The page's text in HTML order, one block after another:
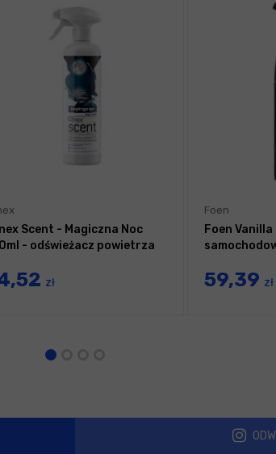
Scent - Magiczna Noc
- odświeżacz powietrza
zł
Foen
Foen
59,39 zł